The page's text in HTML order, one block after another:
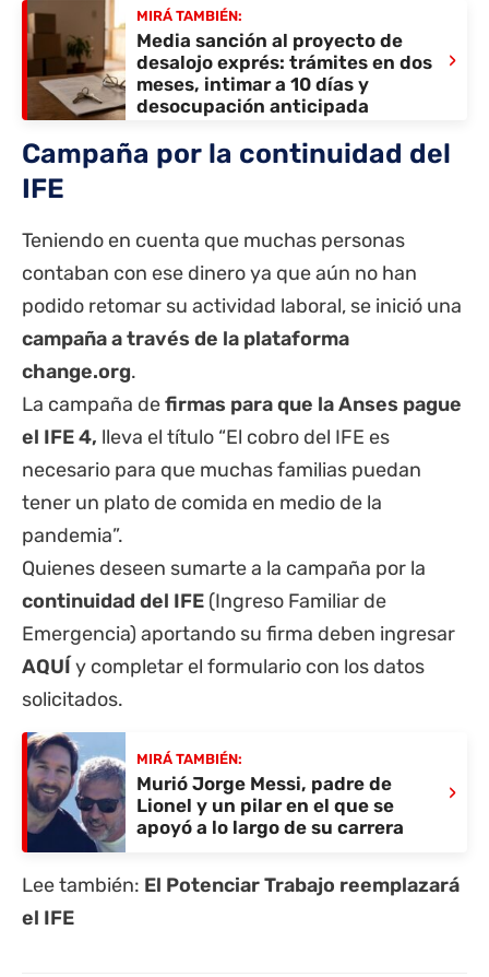
MIRÁ TAMBIÉN:
Media sanción al proyecto de
desalojo exprés: trámites en dos
meses, intimar a 10 días y
desocupación anticipada
›
Campaña por la continuidad del
IFE
Teniendo en cuenta que muchas personas
contaban con ese dinero ya que aún no han
podido retomar su actividad laboral, se inició una
campaña a través de la plataforma
change.org.
La campaña defirmas para que la Anses pague
el IFE 4, lleva el título “El cobro del IFE es
necesario para que muchas familias puedan
tener un plato de comida en medio de la
pandemia”.
Quienes deseen sumarte a la campaña por la
continuidad del IFE (Ingreso Familiar de
Emergencia) aportando su firma deben ingresar
AQUÍ y completar el formulario con los datos
solicitados.
MIRÁ TAMBIÉN:
Murió Jorge Messi, padre de
Lionel y un pilar en el que se
apoyó a lo largo de su carrera
›
Lee también: El Potenciar Trabajo reemplazará
el IFE